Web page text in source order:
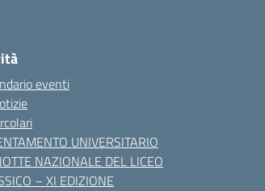
eventi
UNIVERSITARIO
NAZIONALE DEL LICEO
– XI EDIZIONE